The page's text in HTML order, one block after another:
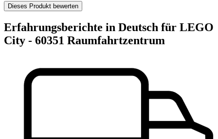
Dieses Produkt bewerten
Erfahrungsberichte in Deutsch für LEGO
City - 60351 Raumfahrtzentrum